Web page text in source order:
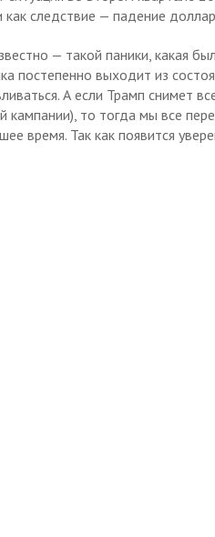
как следствие — падение
— такой паники, какая
постепенно выходит из
А если Трамп снимет
кампании), то тогда мы все
время. Так как появится